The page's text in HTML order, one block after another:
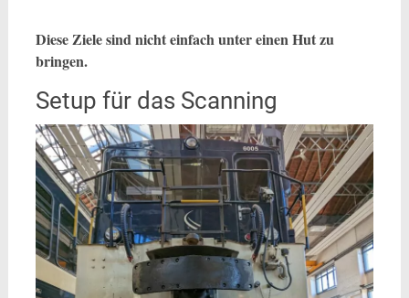
Diese Ziele sind nicht einfach unter einen Hut zu
bringen.
Setup für das Scanning